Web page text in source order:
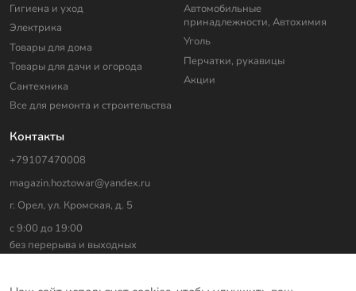
Гигиена и уход
Электрика
Товары для дома
Товары для дачи и огорода
Сантехника
Все для ремонта и строительства
Автомобильные
принадлежности, Автохимия
Уголь
Перчатки, рукавицы
Акции
Контакты
+79107470008
magazin.hoztowar@yandex.ru
г. Орел, ул. Кромская, д. 5
с 9:00 до 19:00
без перерыва и выходных